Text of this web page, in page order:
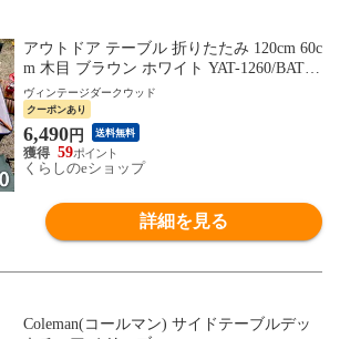
アウトドア テーブル 折りたたみ 120cm 60c
m 木目 ブラウン ホワイト YAT-1260/BAT-1
260 キャンプ バーベキュー テーブル レジ
ャーテーブル 折りたたみテーブル アルミ
軽量 コンパクト 大きい 6人 山善 YAMAZE
N キャンパーズコレクション 【送料無料】
ヴィンテージダークウッド
クーポンあり
6,490円 送料無料
59
くらしのeショップ
詳細を見る
Coleman(コールマン) サイドテーブルデッ